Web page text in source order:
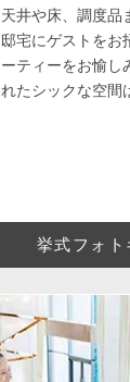
天井や床、調度品
邸宅にゲストをお
ーティーをお愉し
れたシックな空間
挙式フォト